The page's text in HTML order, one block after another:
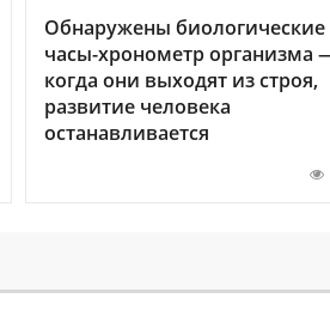
Обнаружены биологические
часы-хронометр организма
когда они выходят из строя,
развитие человека
останавливается